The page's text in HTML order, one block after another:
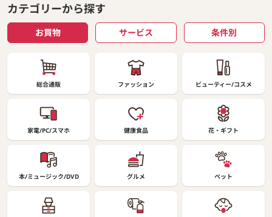
カテゴリーから探す
お買物 サービス 条件別
総合通販 ファッション ビューティー/コスメ
家電/PC/スマホ 健康食品 花・ギフト
本/ミュージック/DVD グルメ ペット